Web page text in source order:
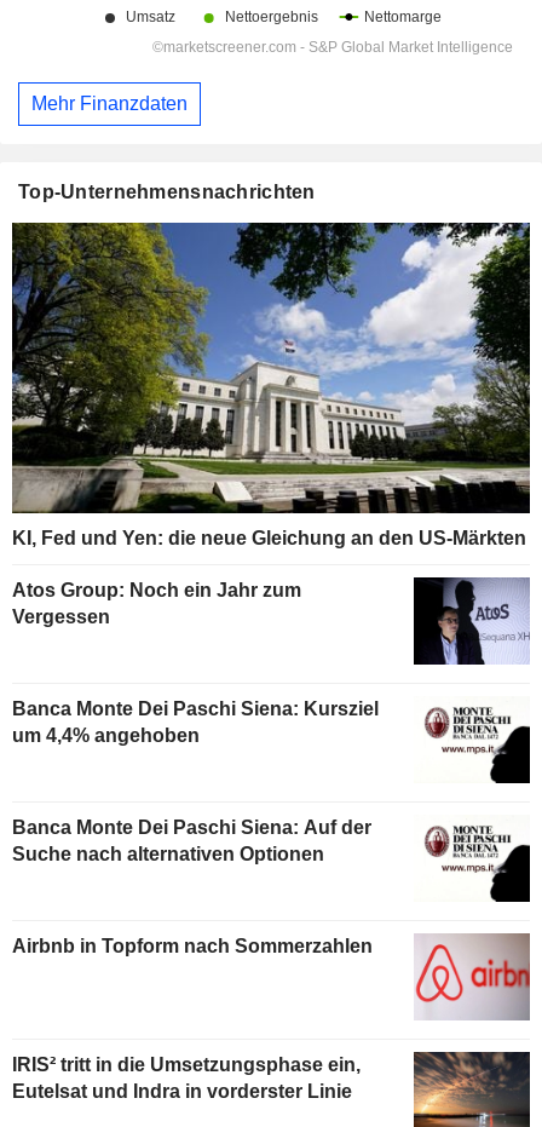
Mehr Finanzdaten
Top-Unternehmensnachrichten
KI, Fed und Yen: die neue Gleichung an den US-Märkten
Atos Group: Noch ein Jahr zum
Vergessen
Banca Monte Dei Paschi Siena: Kursziel
um 4,4% angehoben
Banca Monte Dei Paschi Siena: Auf der
Suche nach alternativen Optionen
Airbnb in Topform nach Sommerzahlen
IRIS² tritt in die Umsetzungsphase ein,
Eutelsat und Indra in vorderster Linie